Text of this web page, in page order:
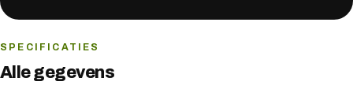
SPECIFICATIES
Alle gegevens